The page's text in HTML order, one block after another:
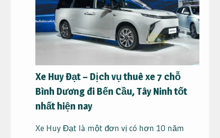
Xe Huy Đạt – Dịch vụ thuê xe 7 chỗ
Bình Dương đi Bến Cầu, Tây Ninh tốt
nhất hiện nay
Xe Huy Đạt là một đơn vị có hơn 10 năm